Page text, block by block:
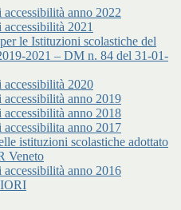
anno 2022
2021
le Istituzioni scolastiche del
2021 – DM n. 84 del 31-01-
2020
anno 2019
anno 2018
anno 2017
istituzioni scolastiche adottato
Veneto
anno 2016